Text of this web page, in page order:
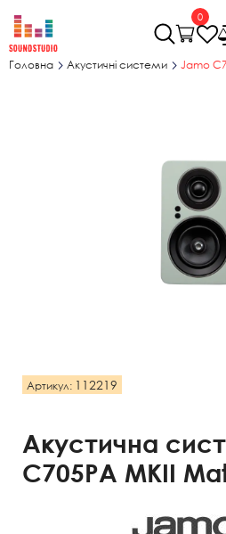
0
Головна Акустичні системи Jamo
Артикул: 112219
Акустична
C705PA MKII